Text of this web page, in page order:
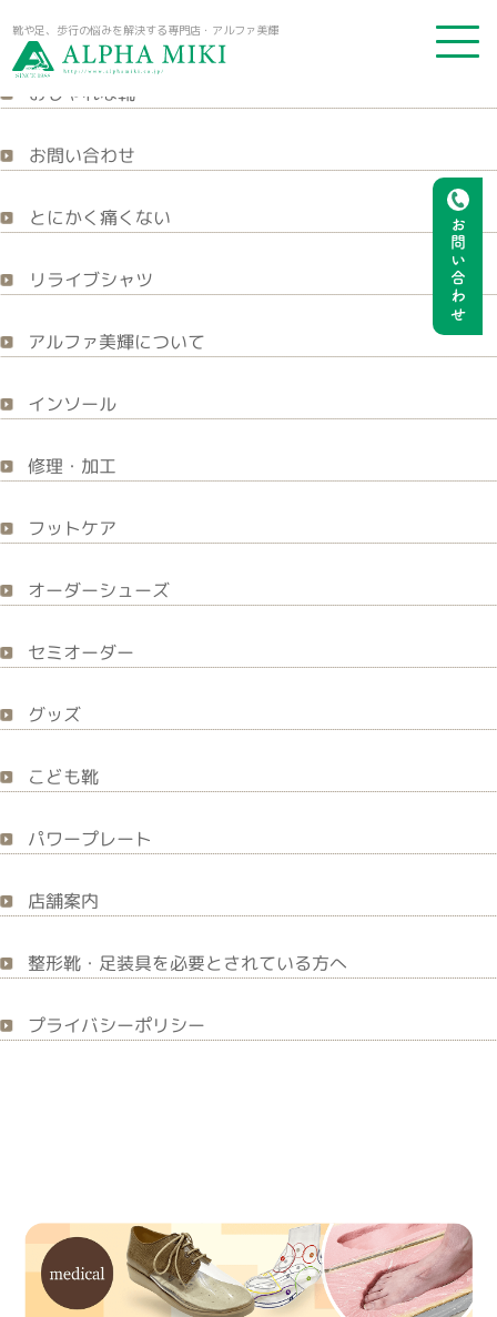
靴や足、歩行の悩みを解決する専門店・アルファ美輝
お問い合わせ
アルファ美輝｜靴や足、歩行の悩みを解決する専門店
おしゃれな靴
お問い合わせ
とにかく痛くない
リライブシャツ
アルファ美輝について
インソール
修理・加工
フットケア
オーダーシューズ
セミオーダー
グッズ
こども靴
パワープレート
店舗案内
整形靴・足装具を必要とされている方へ
プライバシーポリシー